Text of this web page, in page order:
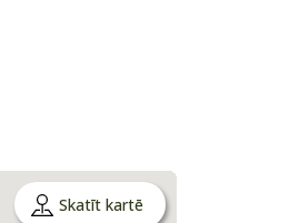
Skatīt kartē